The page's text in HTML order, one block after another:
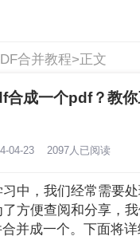
合并教程>正文
合成一个pdf？教
04-23 2097人已阅读
中，我们经常需要
方便查阅和分享，
并成一个。下面将